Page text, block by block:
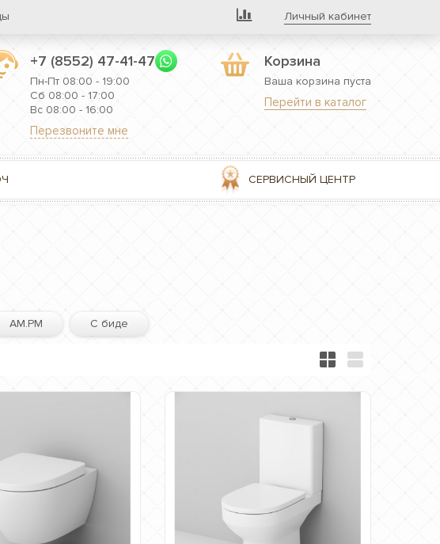
Личный кабинет
Корзина
Ваша корзина пуста
Перейти в каталог
+7 (8552) 47-41-47
Пн-Пт 08:00 - 19:00
Сб 08:00 - 17:00
Вс 08:00 - 16:00
Перезвоните мне
СЕРВИСНЫЙ ЦЕНТР
AM.PM С биде